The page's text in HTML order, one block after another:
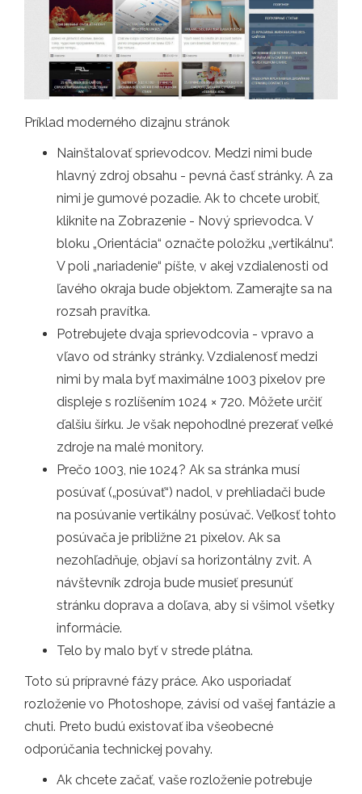
Príklad moderného dizajnu stránok
Nainštalovať sprievodcov. Medzi nimi bude
hlavný zdroj obsahu - pevná časť stránky. A za
nimi je gumové pozadie. Ak to chcete urobiť,
kliknite na Zobrazenie - Nový sprievodca. V
bloku „Orientácia“ označte položku „vertikálnu“.
V poli „nariadenie“ píšte, v akej vzdialenosti od
ľavého okraja bude objektom. Zamerajte sa na
rozsah pravítka.
Potrebujete dvaja sprievodcovia - vpravo a
vľavo od stránky stránky. Vzdialenosť medzi
nimi by mala byť maximálne 1003 pixelov pre
displeje s rozlíšením 1024 × 720. Môžete určiť
ďalšiu šírku. Je však nepohodlné prezerať veľké
zdroje na malé monitory.
Prečo 1003, nie 1024? Ak sa stránka musí
posúvať („posúvať“) nadol, v prehliadači bude
na posúvanie vertikálny posúvač. Veľkosť tohto
posúvača je približne 21 pixelov. Ak sa
nezohľadňuje, objaví sa horizontálny zvit. A
návštevník zdroja bude musieť presunúť
stránku doprava a doľava, aby si všimol všetky
informácie.
Telo by malo byť v strede plátna.
Toto sú prípravné fázy práce. Ako usporiadať
rozloženie vo Photoshope, závisí od vašej fantázie a
chuti. Preto budú existovať iba všeobecné
odporúčania technickej povahy.
Ak chcete začať, vaše rozloženie potrebuje